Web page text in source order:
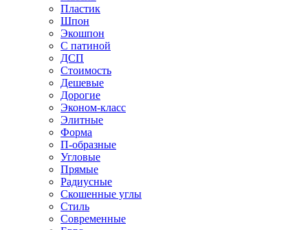
Пластик
Шпон
Экошпон
С патиной
ДСП
Стоимость
Дешевые
Дорогие
Эконом-класс
Элитные
Форма
П-образные
Угловые
Прямые
Радиусные
Скошенные углы
Стиль
Современные